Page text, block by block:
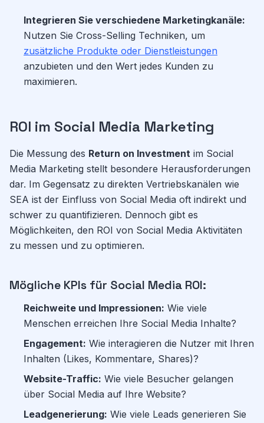
Integrieren Sie verschiedene Marketingkanäle:
Nutzen Sie Cross-Selling Techniken, um
zusätzliche Produkte oder Dienstleistungen
anzubieten und den Wert jedes Kunden zu
maximieren.
ROI im Social Media Marketing
Die Messung des Return on Investment im Social
Media Marketing stellt besondere Herausforderungen
dar. Im Gegensatz zu direkten Vertriebskanälen wie
SEA ist der Einfluss von Social Media oft indirekt und
schwer zu quantifizieren. Dennoch gibt es
Möglichkeiten, den ROI von Social Media Aktivitäten
zu messen und zu optimieren.
Mögliche KPIs für Social Media ROI:
Reichweite und Impressionen: Wie viele
Menschen erreichen Ihre Social Media Inhalte?
Engagement: Wie interagieren die Nutzer mit Ihren
Inhalten (Likes, Kommentare, Shares)?
Website-Traffic: Wie viele Besucher gelangen
über Social Media auf Ihre Website?
Leadgenerierung: Wie viele Leads generieren Sie